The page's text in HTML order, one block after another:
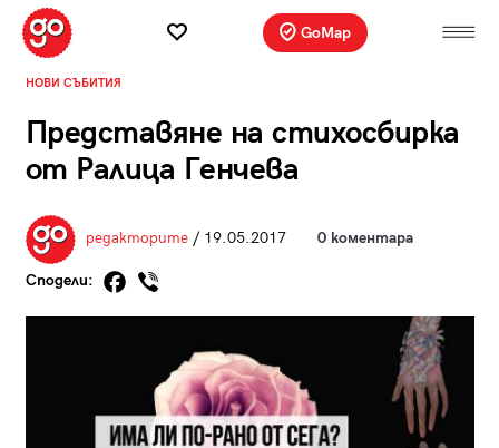
GoMap
НОВИ СЪБИТИЯ
Представяне на стихосбирка
от Ралица Генчева
редакторите/ 19.05.2017 0 коментара
Сподели: